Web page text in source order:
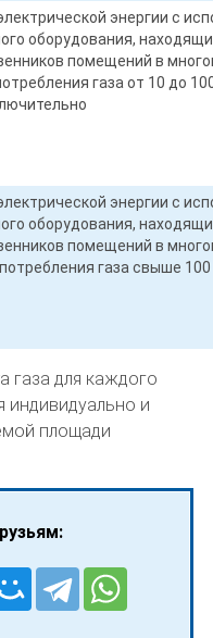
энергии с
оборудования,
помещений в
газа от 10 до
энергии с
оборудования,
помещений в
газа свыше
газа для каждого
индивидуально и
площади